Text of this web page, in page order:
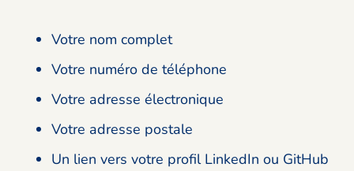
Votre nom complet
Votre numéro de téléphone
Votre adresse électronique
Votre adresse postale
Un lien vers votre profil LinkedIn ou GitHub